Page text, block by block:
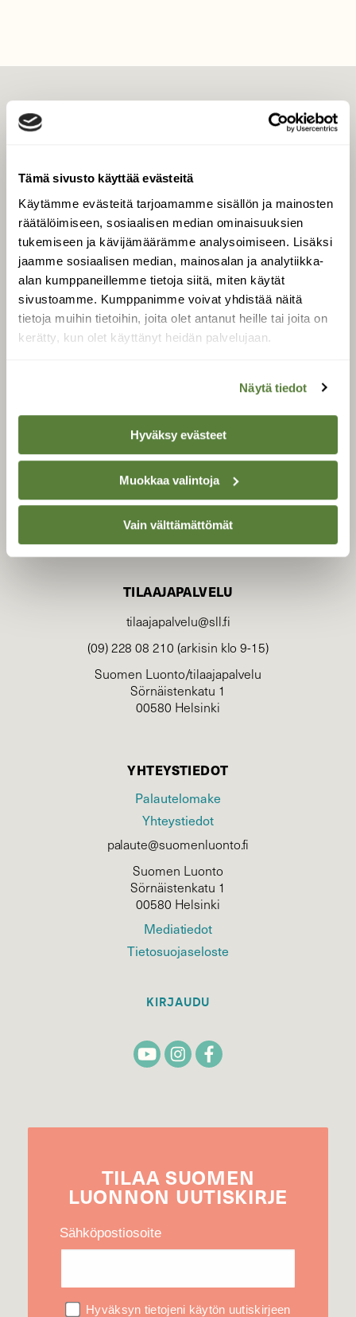
Tämä sivusto käyttää evästeitä
Käytämme evästeitä tarjoamamme sisällön ja mainosten
räätälöimiseen, sosiaalisen median ominaisuuksien
tukemiseen ja kävijämäärämme analysoimiseen. Lisäksi
jaamme sosiaalisen median, mainosalan ja analytiikka-
alan kumppaneillemme tietoja siitä, miten käytät
sivustoamme. Kumppanimme voivat yhdistää näitä
tietoja muihin tietoihin, joita olet antanut heille tai joita on
kerätty, kun olet käyttänyt heidän palvelujaan.
Näytä tiedot
Hyväksy evästeet
Muokkaa valintoja
Vain välttämättömät
Tilaa digilukuoikeus
Äänestä parasta juttua
Tilaa uutiskirje
SUOMEN LUONNON­
SUOJELU­LIITTO
Suomen Luonto -lehden
luonnonsuojelu­liitto.
TILAAJAPALVELU
tilaajapalvelu@sll.fi
(09) 228 08 210 (arkisin klo 9-15)
Suomen Luonto/tilaajapalvelu
Sörnäistenkatu 1
00580 Helsinki
YHTEYSTIEDOT
Palautelomake
Yhteystiedot
palaute@suomenluonto.fi
Suomen Luonto
Sörnäistenkatu 1
00580 Helsinki
Mediatiedot
Tietosuojaseloste
KIRJAUDU
TILAA SUOMEN
LUONNON UUTIS­KIRJE
Sähköpostiosoite
Hyväksyn tietojeni käytön uutiskirjeen